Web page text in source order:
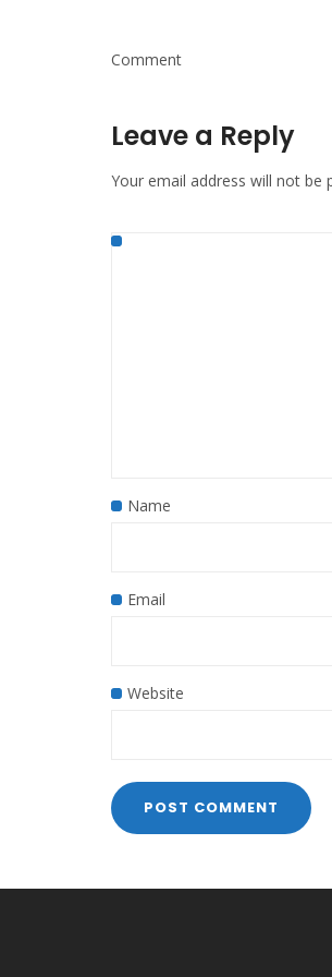
Comment
Leave a Reply
Your email address will not be
Name
Email
Website